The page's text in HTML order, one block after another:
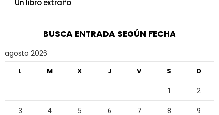
Un libro extraño
BUSCA ENTRADA SEGÚN FECHA
agosto 2026
L M X J V S D
1 2
3 4 5 6 7 8 9